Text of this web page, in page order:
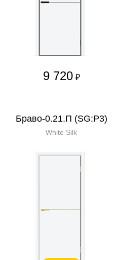
9 720 ₽
Браво-0.21.П (SG:P3)
White Silk